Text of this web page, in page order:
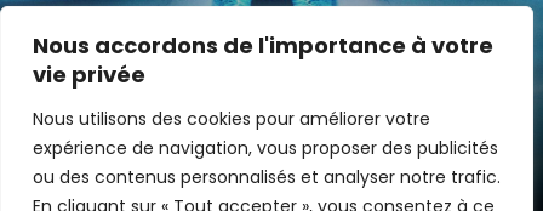
Nous accordons de l'importance à votre
vie privée
Nous utilisons des cookies pour améliorer votre
expérience de navigation, vous proposer des publicités
ou des contenus personnalisés et analyser notre trafic.
En cliquant sur « Tout accepter », vous consentez à ce
Disclosure Day : Le nouveau chef
d’œuvre de Spielberg est disponible
au cinéma
Edouard 10 juin 2026